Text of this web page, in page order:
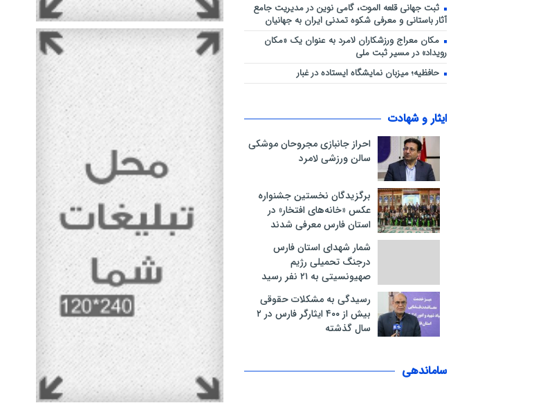
ثبت جهانی قلعه الموت، گامی نوین در مدیریت جامع
آثار باستانی و معرفی شکوه تمدنی ایران به جهانیان
مکان معراج ورزشکاران لامرد به عنوان یک «مکان
رویداد» در مسیر ثبت ملی
حافظیه؛ میزبان نمایشگاه ایستاده در غبار
ایثار و شهادت
احراز جانبازی مجروحان موشکی
سالن ورزشی لامرد
برگزیدگان نخستین جشنواره
عکس «خانه‌های افتخار» در
استان فارس معرفی شدند
شمار شهدای استان فارس
درجنگ تحمیلی رژیم
صهیونسیتی به ۲۱ نفر رسید
رسیدگی به مشکلات حقوقی
بیش از ۴۰۰ ایثارگر فارس در ۲
سال گذشته
ساماندهی